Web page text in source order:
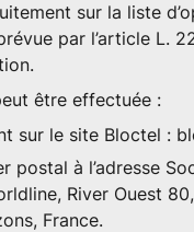
sur la liste
par l’article L.
être effectuée :
sur le site Bloctel :
postal à l’adresse
River Ouest
France.